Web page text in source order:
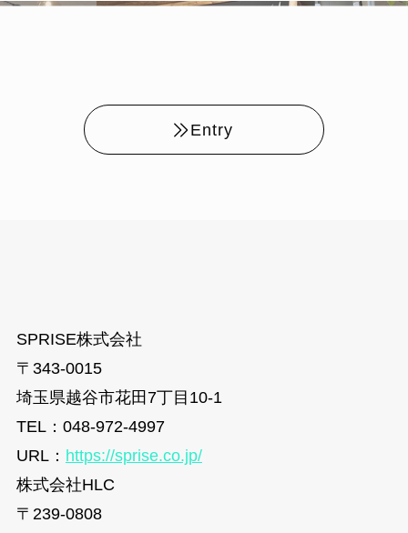
Entry
SPRISE株式会社
〒343-0015
埼玉県越谷市花田7丁目10-1
TEL：048-972-4997
URL： https://sprise.co.jp/
株式会社HLC
〒239-0808